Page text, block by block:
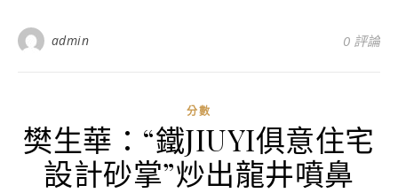
admin 0 評論
分數
樊生華：“鐵JIUYI俱意住宅
設計砂掌”炒出龍井噴鼻